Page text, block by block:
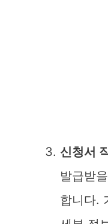
신청서
발급받
합니다.